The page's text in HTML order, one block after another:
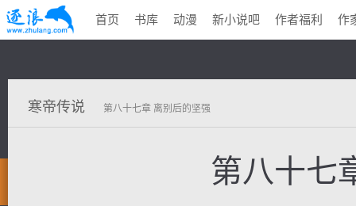
首页 书库 动漫 新小说吧 作者福利 作
寒帝传说 第八十七章 离别后的坚强
第八十七